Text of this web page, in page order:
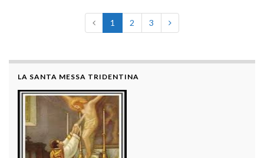
1 2 3
LA SANTA MESSA TRIDENTINA